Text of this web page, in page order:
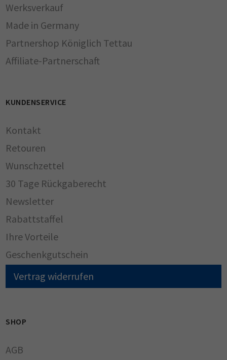
Werksverkauf
Made in Germany
Partnershop Königlich Tettau
Affiliate-Partnerschaft
KUNDENSERVICE
Kontakt
Retouren
Wunschzettel
30 Tage Rückgaberecht
Newsletter
Rabattstaffel
Ihre Vorteile
Geschenkgutschein
Vertrag widerrufen
SHOP
AGB